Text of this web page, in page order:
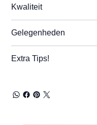
Kwaliteit
Gelegenheden
Extra Tips!